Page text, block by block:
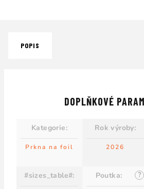
POPIS
DOPLŇKOVÉ
Kategorie:
Prkna na foil
Rok výroby:
2026
#sizes_table#: ?
Poutka: